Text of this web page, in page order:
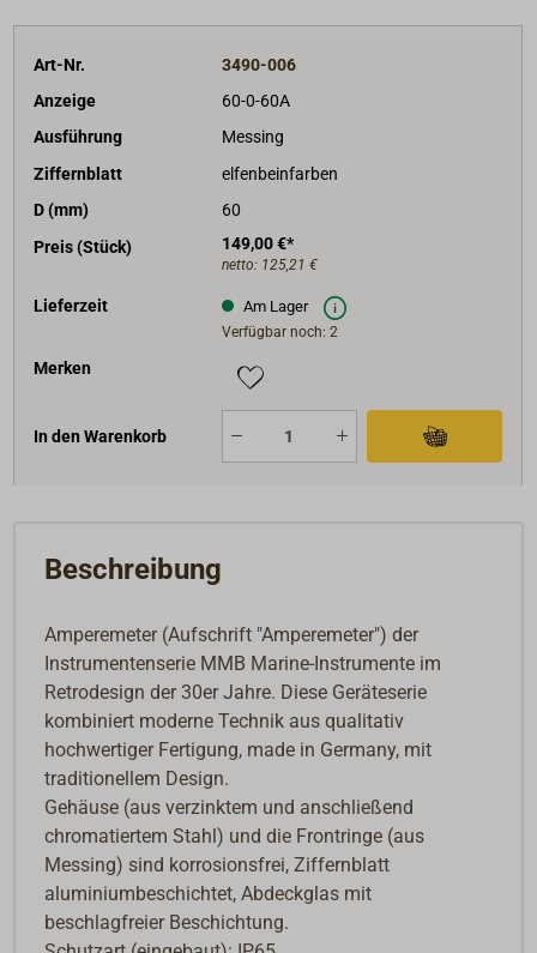
Lieferung komplett mit Shunt.
Betriebsspannung ausschließlich 12 Volt.
Geber/Sensorik VDO-kompatibel, Einbaudurchmesser
Ausführungen: Frontring Messing vergoldet mit
elfenbeinfarbenem Ziffernblatt.
Art-Nr.
3490-006
Anzeige
60-0-60A
Ausführung
Messing
Ziffernblatt
elfenbeinfarben
D (mm)
60
Preis (Stück)
149,00 €*
netto: 125,21 €
Lieferzeit Am Lager
Verfügbar noch: 2
Merken
In den Warenkorb
Beschreibung
Amperemeter (Aufschrift "Amperemeter") der
Instrumentenserie MMB Marine-Instrumente im
Retrodesign der 30er Jahre. Diese Geräteserie
kombiniert moderne Technik aus qualitativ
hochwertiger Fertigung, made in Germany, mit
traditionellem Design.
Gehäuse (aus verzinktem und anschließend
chromatiertem Stahl) und die Frontringe (aus
Messing) sind korrosionsfrei, Ziffernblatt
aluminiumbeschichtet, Abdeckglas mit
beschlagfreier Beschichtung.